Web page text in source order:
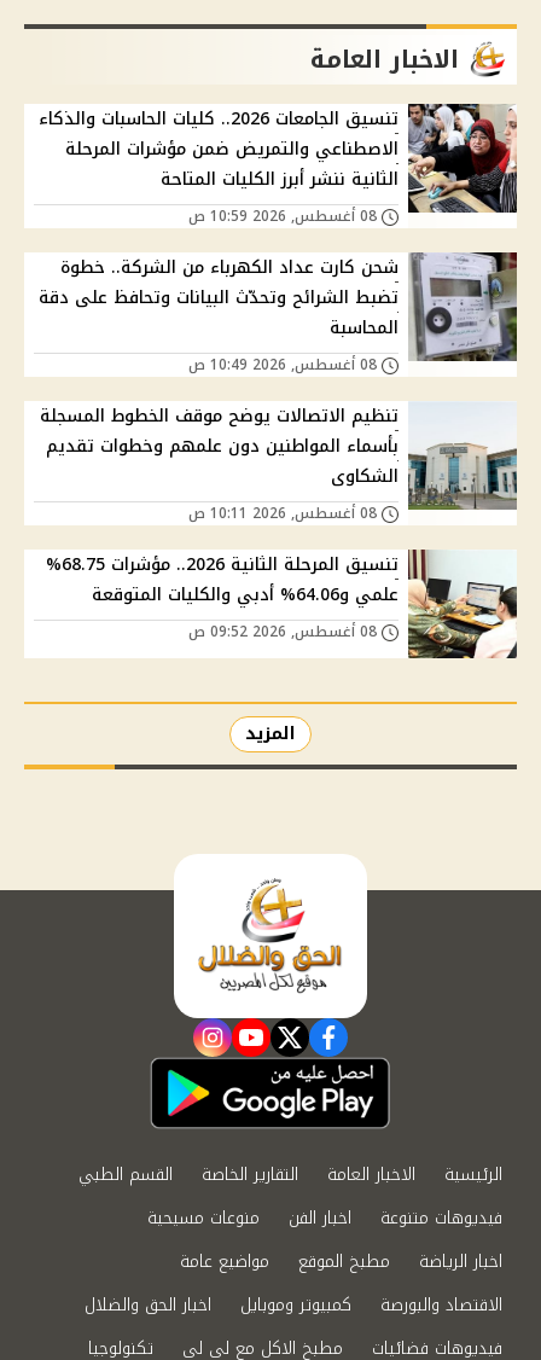
الاخبار العامة
تنسيق الجامعات 2026.. كليات الحاسبات والذكاء
الاصطناعي والتمريض ضمن مؤشرات المرحلة
الثانية ننشر أبرز الكليات المتاحة
شحن كارت عداد الكهرباء من الشركة.. خطوة
تضبط الشرائح وتحدّث البيانات وتحافظ على دقة
المحاسبة
تنظيم الاتصالات يوضح موقف الخطوط المسجلة
بأسماء المواطنين دون علمهم وخطوات تقديم
الشكاوى
تنسيق المرحلة الثانية 2026.. مؤشرات 68.75%
علمي و64.06% أدبي والكليات المتوقعة
المزيد
facebook
twitter
youtube
instagram
الرئيسية الاخبار العامة التقارير الخاصة
القسم الطبي
فيديوهات متنوعة
اخبار الفن
منوعات مسيحية
اخبار الرياضة
مطبخ الموقع
مواضيع عامة
الاقتصاد والبورصة
كمبيوتر وموبايل
اخبار الحق والضلال
فيديوهات فضائيات
مطبخ الاكل مع لى لى تكنولوجيا